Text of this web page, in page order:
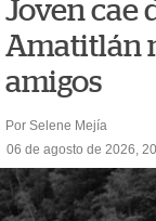
Joven cae
Amatitlán
amigos
Por Selene Mejía
06 de agosto de 2026,